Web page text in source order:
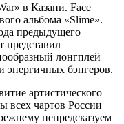
в Казани. Face
альбома «Slime».
предыдущего
представил
лонгплей
энергичных бэнгеров.
артистического
всех чартов России
непредсказуем